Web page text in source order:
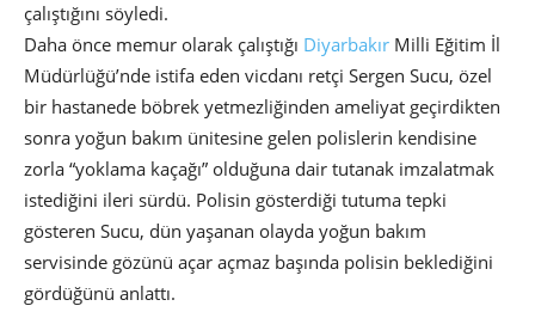
çalıştığını söyledi.
Daha önce memur olarak çalıştığı Diyarbakır Milli Eğitim İl
Müdürlüğü’nde istifa eden vicdanı retçi Sergen Sucu, özel
bir hastanede böbrek yetmezliğinden ameliyat geçirdikten
sonra yoğun bakım ünitesine gelen polislerin kendisine
zorla “yoklama kaçağı” olduğuna dair tutanak imzalatmak
istediğini ileri sürdü. Polisin gösterdiği tutuma tepki
gösteren Sucu, dün yaşanan olayda yoğun bakım
servisinde gözünü açar açmaz başında polisin beklediğini
gördüğünü anlattı.